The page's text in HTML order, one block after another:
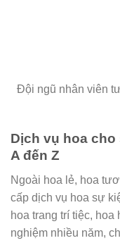
Đội ngũ nhân viên
Dịch vụ hoa
A đến Z
Ngoài hoa lẻ, hoa
cấp dịch vụ hoa sự
hoa trang trí tiệc,
nghiệm nhiều năm,